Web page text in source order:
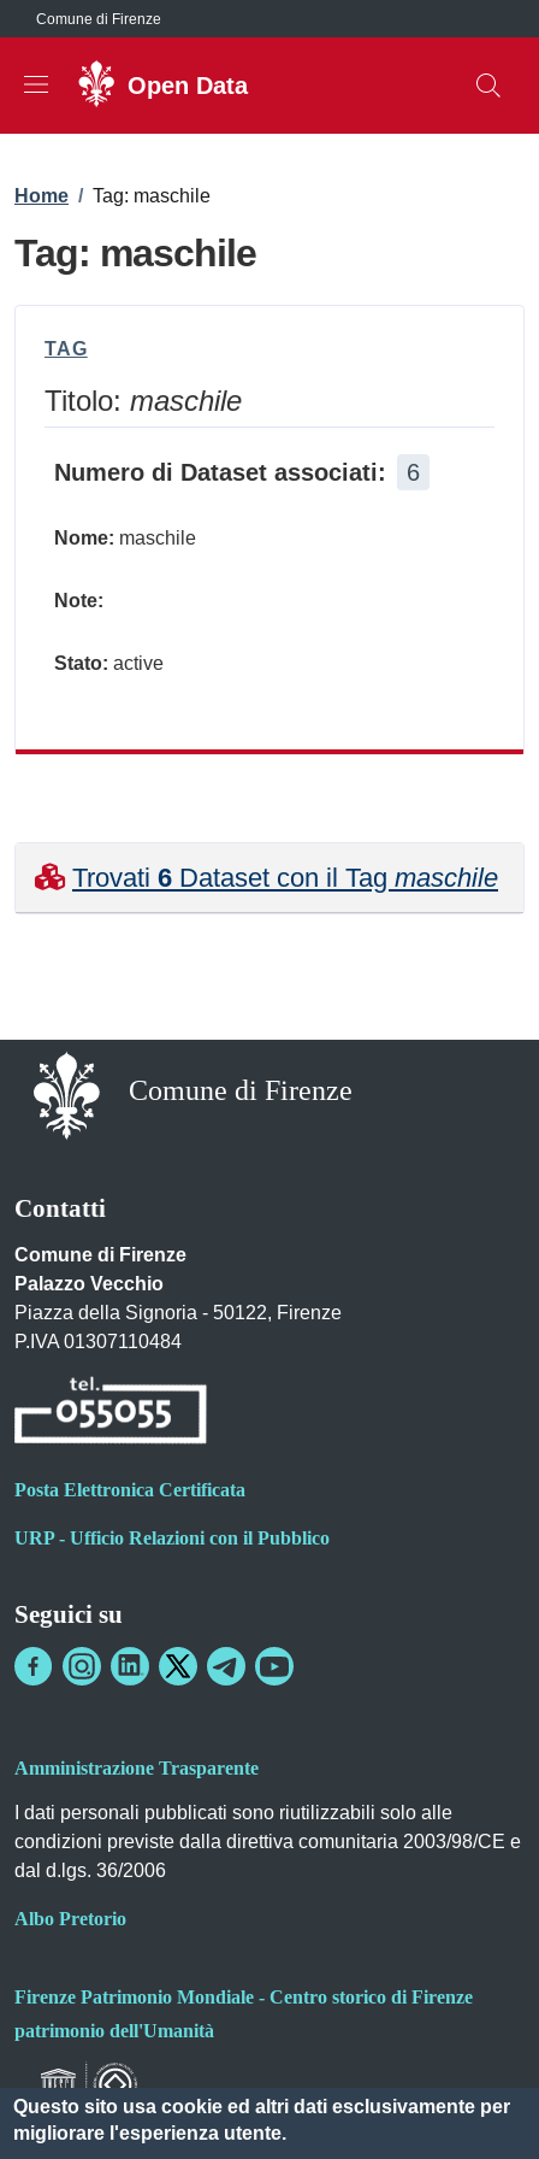
Salta al contenuto principale
Comune di Firenze
Open Data
Briciole di pane
Home / Tag: maschile
Tag: maschile
TAG
Titolo: maschile
Numero di Dataset associati: 6
Nome: maschile
Note:
Stato: active
Trovati 6 Dataset con il Tag maschile
Comune di Firenze
Contatti
Comune di Firenze
Palazzo Vecchio
Piazza della Signoria - 50122, Firenze
P.IVA 01307110484
Posta Elettronica Certificata
URP - Ufficio Relazioni con il Pubblico
Seguici su
Amministrazione Trasparente
I dati personali pubblicati sono riutilizzabili solo alle
condizioni previste dalla direttiva comunitaria 2003/98/CE e
dal d.lgs. 36/2006
Albo Pretorio
Firenze Patrimonio Mondiale - Centro storico di Firenze
patrimonio dell'Umanità
Questo sito usa cookie ed altri dati esclusivamente per
migliorare l'esperienza utente.